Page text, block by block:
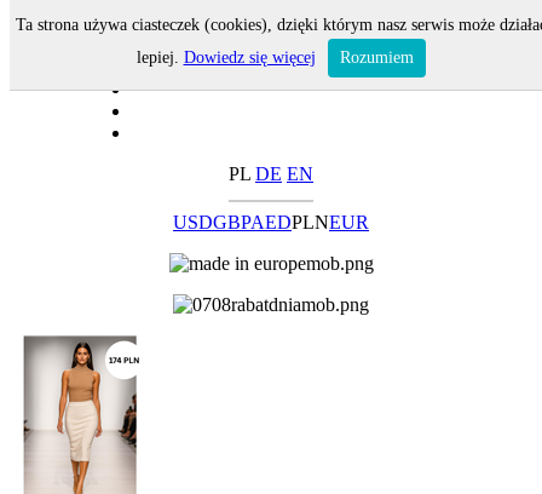
PL DE EN
USDGBPAEDPLNEUR
Ta strona używa ciasteczek (cookies), dzięki którym nasz serwis może
lepiej. Dowiedz się więcej Rozumiem